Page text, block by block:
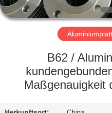
FABRIK-
AUSFLUG
B62 /
Maßgenauigkeit